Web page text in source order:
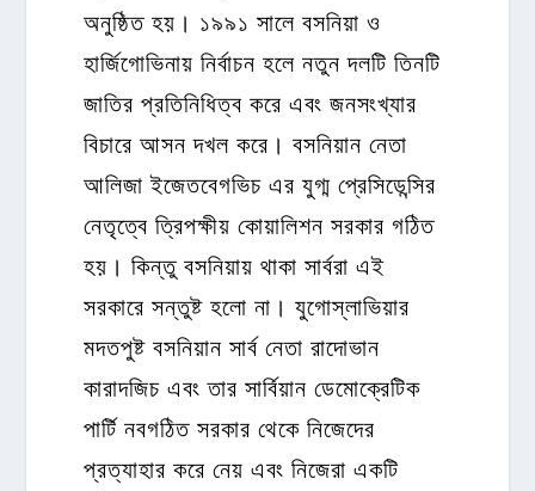
অনুষ্ঠিত হয়। ১৯৯১ সালে বসনিয়া ও
হার্জিগোভিনায় নির্বাচন হলে নতুন দলটি তিনটি
জাতির প্রতিনিধিত্ব করে এবং জনসংখ্যার
বিচারে আসন দখল করে। বসনিয়ান নেতা
আলিজা ইজেতবেগভিচ এর যুগ্ম প্রেসিডেন্সির
নেতৃত্বে ত্রিপক্ষীয় কোয়ালিশন সরকার গঠিত
হয়। কিন্তু বসনিয়ায় থাকা সার্বরা এই
সরকারে সন্তুষ্ট হলো না। যুগোস্লাভিয়ার
মদতপুষ্ট বসনিয়ান সার্ব নেতা রাদোভান
কারাদজিচ এবং তার সার্বিয়ান ডেমোক্রেটিক
পার্টি নবগঠিত সরকার থেকে নিজেদের
প্রত্যাহার করে নেয় এবং নিজেরা একটি